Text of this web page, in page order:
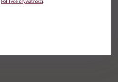
Polityce prywatności